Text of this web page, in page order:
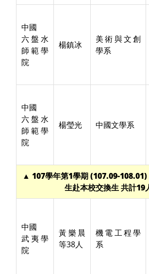
中國
六盤水
師範學
院
楊鎮冰
美術與文創
學系
中國
六盤水
師範學
院
楊瑩光 中國文學系
▲ 107學年第1學期 (107.09-108.01)
生赴本校交換生 共計19
中國
武夷學
院
黃樂晨
等38人
機電工程學
系